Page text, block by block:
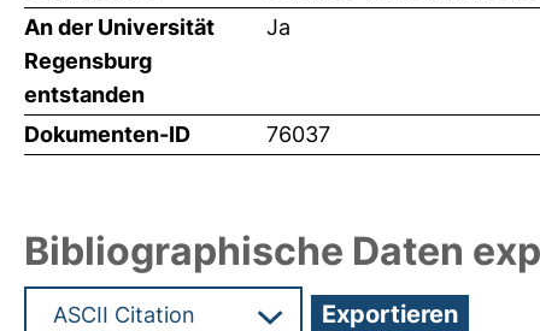
An der Universität
Regensburg
entstanden
Ja
Dokumenten-ID 76037
Bibliographische Daten